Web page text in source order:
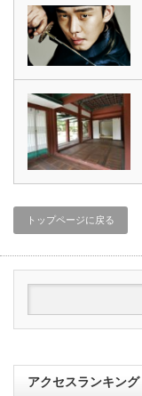
トップページに戻る
アクセスランキング